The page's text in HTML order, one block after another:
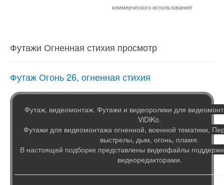
коммерческого использования!
Футажи Огненная стихия просмотр
Футаж Огонь 26, огненная стихия
Футаж, видеомонтаж. Футажи и видеоролики для
ViDiKo.
Футажи для видеомонтажа огненной, военной тематики,
выстрелы, дым, огонь, пламя.
В настоящей подборке представлены видеофайлы
видеоредакторами.